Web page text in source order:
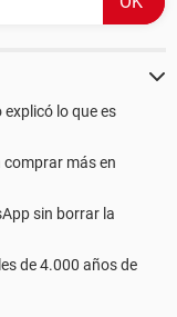
lo que es
comprar más en
sin borrar la
de 4.000 años de